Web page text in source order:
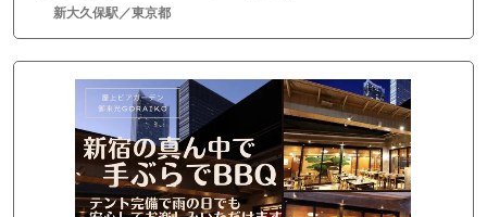
新大久保駅／東京都